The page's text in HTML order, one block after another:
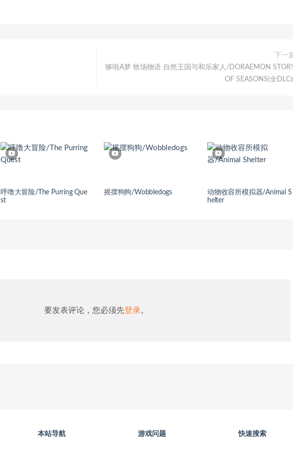
下一
哆啦A梦 牧场物语 自然王国与和乐家人/DORAEMON
OF SEASONS(全
呼噜大冒险/The Purring Que
st
摇摆狗狗/Wobbledogs
动物收容所模拟器/Animal S
helter
要发表评论，您必须先登录。
本站导航 游戏问题 快速搜索